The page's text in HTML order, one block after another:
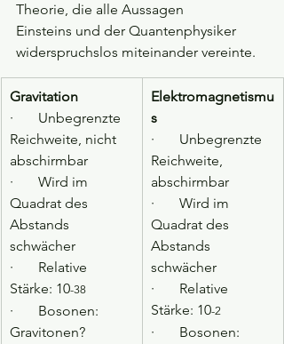
Theorie, die alle Aussagen
Einsteins und der Quantenphysiker
widerspruchslos miteinander vereinte.
Gravitation
·       Unbegrenzte
Reichweite, nicht
abschirmbar
·       Wird im
Quadrat des
Abstands
schwächer
·       Relative
Stärke: 10-38
·       Bosonen:
Gravitonen?
Elektromagnetismu
s
·       Unbegrenzte
Reichweite,
abschirmbar
·       Wird im
Quadrat des
Abstands
schwächer
·       Relative
Stärke: 10-2
·       Bosonen: